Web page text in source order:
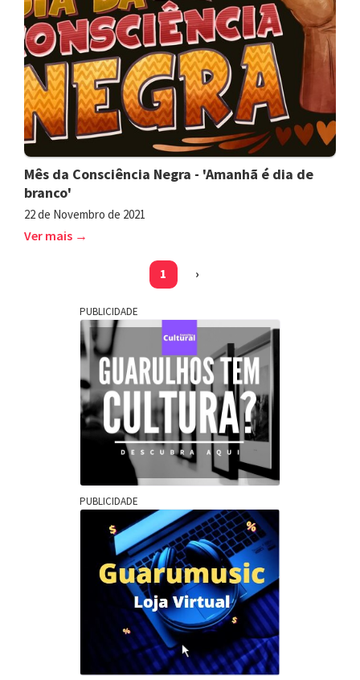
Mês da Consciência Negra - 'Amanhã é dia de
branco'
22 de Novembro de 2021
Ver mais →
1 (current)
›
PUBLICIDADE
PUBLICIDADE